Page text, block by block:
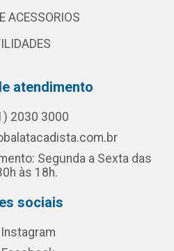
ACESSORIOS
atendimento
2030 3000
Segunda a Sexta das
às 18h.
sociais
Instagram